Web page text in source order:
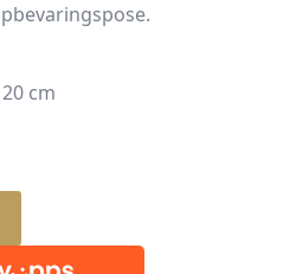
cm